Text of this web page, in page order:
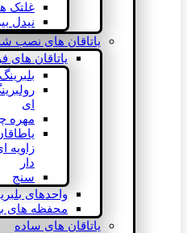
غلتک
نیدل
یاتاقان های نصب
یاتاقان های
ای
مهره
زاویه
دار
سنج
واحدهای
محفظه های
یاتاقان های ساده